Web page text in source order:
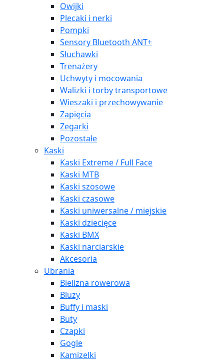
Owijki
Plecaki i nerki
Pompki
Sensory Bluetooth ANT+
Słuchawki
Trenażery
Uchwyty i mocowania
Walizki i torby transportowe
Wieszaki i przechowywanie
Zapięcia
Zegarki
Pozostałe
Kaski
Kaski Extreme / Full Face
Kaski MTB
Kaski szosowe
Kaski czasowe
Kaski uniwersalne / miejskie
Kaski dziecięce
Kaski BMX
Kaski narciarskie
Akcesoria
Ubrania
Bielizna rowerowa
Bluzy
Buffy i maski
Buty
Czapki
Gogle
Kamizelki